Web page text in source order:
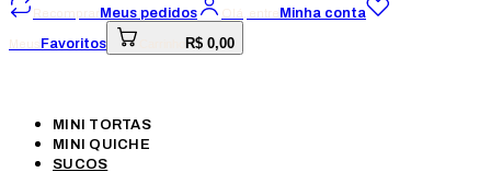
Recomprar Meus pedidos Olá, entre Minha conta
Meus Favoritos R$ 0,00
MINI TORTAS
MINI QUICHE
SUCOS